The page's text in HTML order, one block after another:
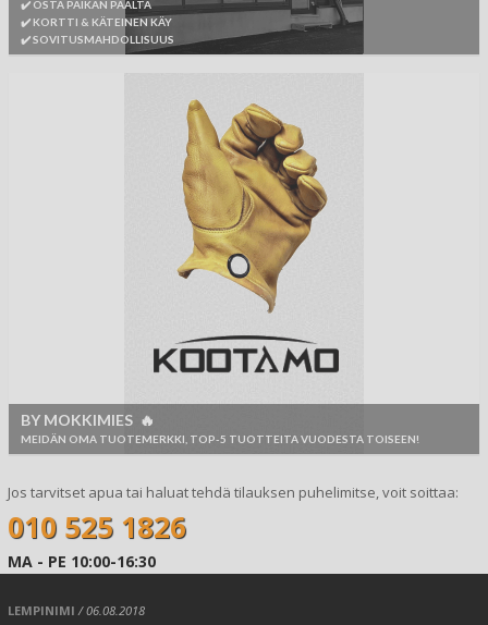
✔️ OSTA PAIKAN PÄÄLTÄ
✔️ KORTTI & KÄTEINEN KÄY
✔️ SOVITUSMAHDOLLISUUS
BY MOKKIMIES 🔥
MEIDÄN OMA TUOTEMERKKI, TOP-5 TUOTTEITA VUODESTA TOISEEN!
Jos tarvitset apua tai haluat tehdä tilauksen puhelimitse, voit soittaa:
010 525 1826
MA - PE 10:00-16:30
LEMPINIMI / 06.08.2018